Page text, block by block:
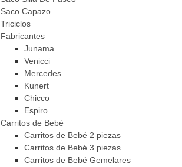
Saco Capazo
Triciclos
Fabricantes
Junama
Venicci
Mercedes
Kunert
Chicco
Espiro
Carritos de Bebé
Carritos de Bebé 2 piezas
Carritos de Bebé 3 piezas
Carritos de Bebé Gemelares